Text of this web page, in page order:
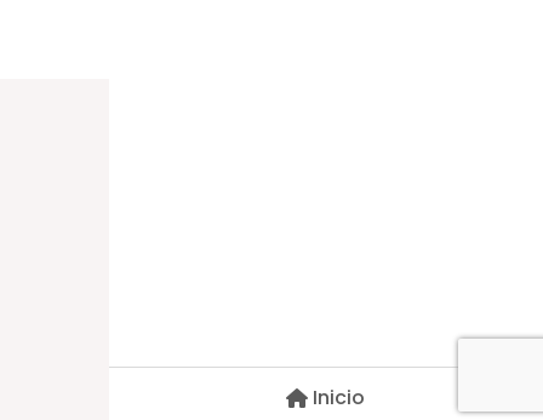
Inicio